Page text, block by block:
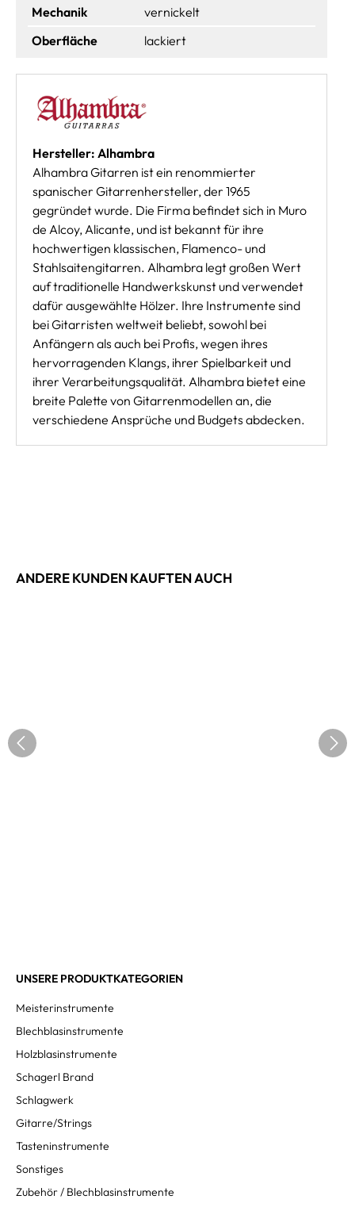
Mechanik
vernickelt
Oberfläche
lackiert
Hersteller: Alhambra
Alhambra Gitarren ist ein renommierter
spanischer Gitarrenhersteller, der 1965
gegründet wurde. Die Firma befindet sich in Muro
de Alcoy, Alicante, und ist bekannt für ihre
hochwertigen klassischen, Flamenco- und
Stahlsaitengitarren. Alhambra legt großen Wert
auf traditionelle Handwerkskunst und verwendet
dafür ausgewählte Hölzer. Ihre Instrumente sind
bei Gitarristen weltweit beliebt, sowohl bei
Anfängern als auch bei Profis, wegen ihres
hervorragenden Klangs, ihrer Spielbarkeit und
ihrer Verarbeitungsqualität. Alhambra bietet eine
breite Palette von Gitarrenmodellen an, die
verschiedene Ansprüche und Budgets abdecken.
ANDERE KUNDEN KAUFTEN AUCH
UNSERE PRODUKTKATEGORIEN
Meisterinstrumente
Blechblasinstrumente
Holzblasinstrumente
Schagerl Brand
Schlagwerk
Gitarre/Strings
Tasteninstrumente
Sonstiges
Zubehör / Blechblasinstrumente